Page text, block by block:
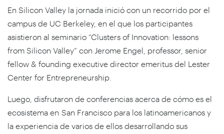
En Silicon Valley la jornada inició con un recorrido por el
campus de UC Berkeley, en el que los participantes
asistieron al seminario “Clusters of Innovation: lessons
from Silicon Valley” con Jerome Engel, professor, senior
fellow & founding executive director emeritus del Lester
Center for Entrepreneurship.
Luego, disfrutaron de conferencias acerca de cómo es el
ecosistema en San Francisco para los latinoamericanos y
la experiencia de varios de ellos desarrollando sus